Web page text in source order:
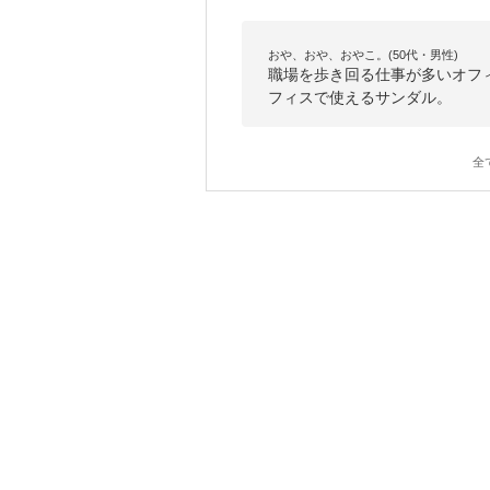
おや、おや、おやこ。(50代・男性)
職場を歩き回る仕事が多いオ
フィスで使えるサンダル。
全